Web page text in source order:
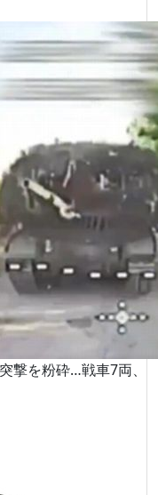
撃を粉砕…戦車7両、